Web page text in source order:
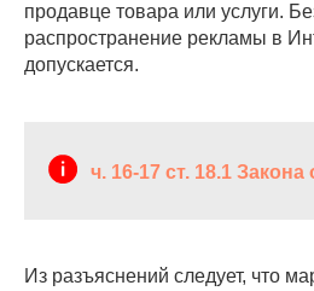
продавце товара или услуги.
распространение рекламы в
допускается.
ч. 16-17 ст. 18.1
Из разъяснений следует, что